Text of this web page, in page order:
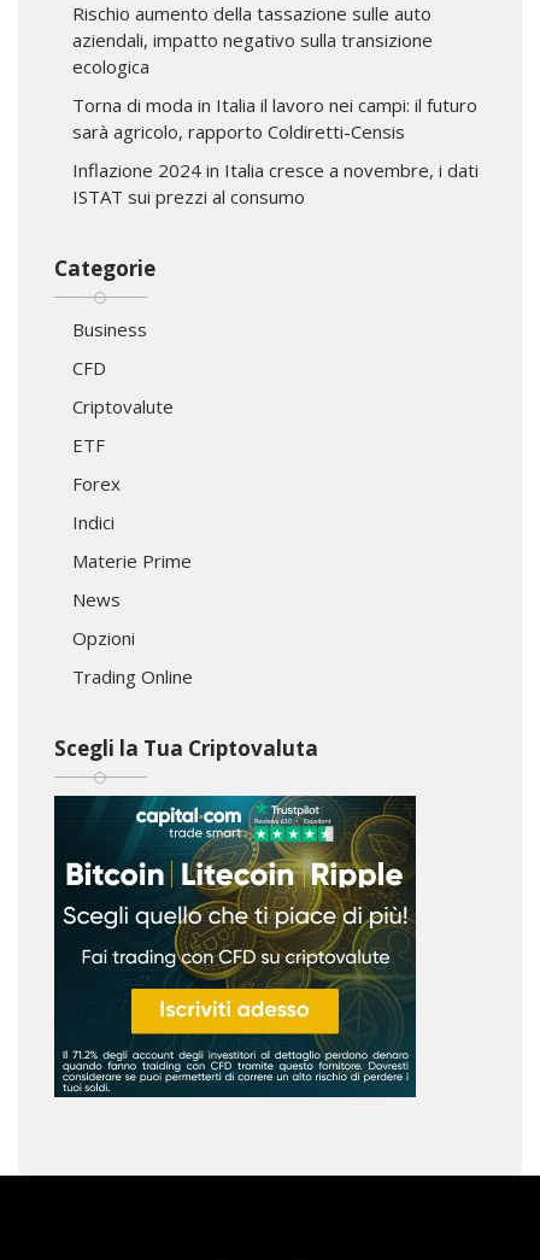
Rischio aumento della tassazione sulle auto
aziendali, impatto negativo sulla transizione
ecologica
Torna di moda in Italia il lavoro nei campi: il futuro
sarà agricolo, rapporto Coldiretti-Censis
Inflazione 2024 in Italia cresce a novembre, i dati
ISTAT sui prezzi al consumo
Categorie
Business
CFD
Criptovalute
ETF
Forex
Indici
Materie Prime
News
Opzioni
Trading Online
Scegli la Tua Criptovaluta